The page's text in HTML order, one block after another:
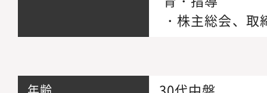
・株主総会、
年齢 30代中盤